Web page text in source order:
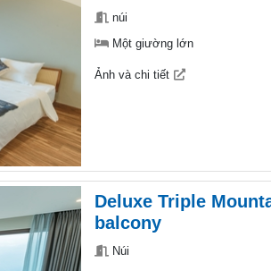
núi
Một giường lớn
Ảnh và chi tiết
Deluxe Triple
balcony
Núi